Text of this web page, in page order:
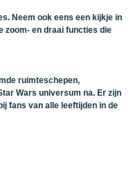
Neem ook eens een kijkje in
zoom- en draai functies die
ruimteschepen,
Wars universum na. Er zijn
fans van alle leeftijden in de